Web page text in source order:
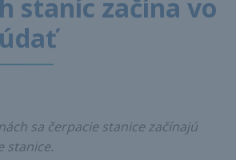
staníc začína vo
sa čerpacie stanice začínajú
stanice.